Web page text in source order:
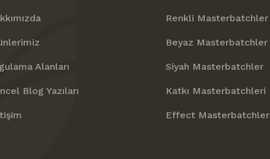
Alanları
Blog Yazıları
Renkli Masterbatchler
Beyaz Masterbatchler
Siyah Masterbatchler
Katkı Masterbatchleri
Effect Masterbatchler